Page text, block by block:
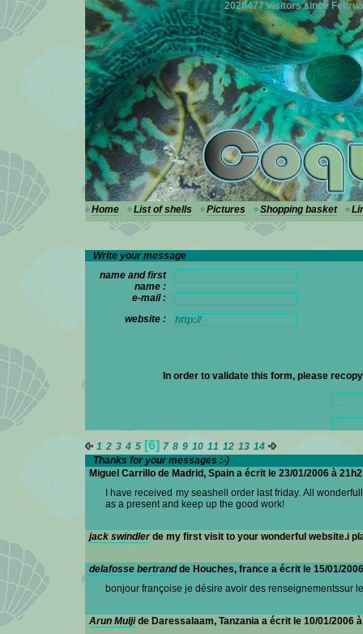
--- 2020477 visitors since
Home List of shells Pictures Shopping basket
Write your message
name and first
name :
e-mail :
website :
In order to validate this form, please
1 2 3 4 5 [6] 7 8 9 10 11 12 13 14
Thanks for your messages :-)
Miguel Carrillo de Madrid, Spain a écrit le 23/01/2006 à
I have received my seashell order last friday. All
as a present and keep up the good work!
jack swindler de my first visit to your wonderful website.i
delafosse bertrandde Houches, france a écrit le 15/01/
bonjour françoise je désire avoir des renseignementssur
Arun Muljide Daressalaam, Tanzania a écrit le 10/01/2006